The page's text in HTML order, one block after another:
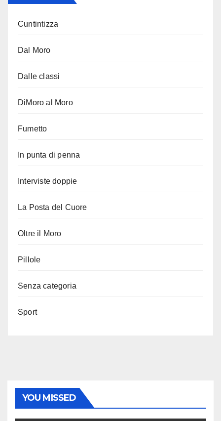
Cuntintizza
Dal Moro
Dalle classi
DiMoro al Moro
Fumetto
In punta di penna
Interviste doppie
La Posta del Cuore
Oltre il Moro
Pillole
Senza categoria
Sport
YOU MISSED